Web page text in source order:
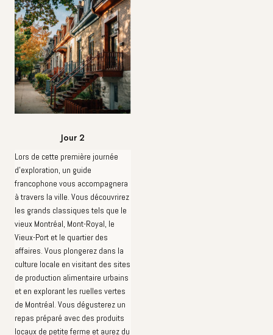
Jour 2
Lors de cette première journée
d'exploration, un guide
francophone vous accompagnera
à travers la ville. Vous découvrirez
les grands classiques tels que le
vieux Montréal, Mont-Royal, le
Vieux-Port et le quartier des
affaires. Vous plongerez dans la
culture locale en visitant des sites
de production alimentaire urbains
et en explorant les ruelles vertes
de Montréal. Vous dégusterez un
repas préparé avec des produits
locaux de petite ferme et aurez du